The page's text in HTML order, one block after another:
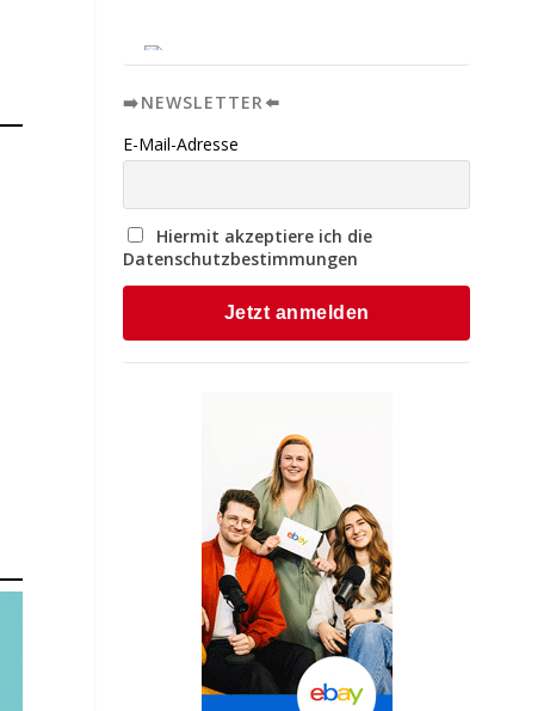
➡️NEWSLETTER⬅️
E-Mail-Adresse
Hiermit akzeptiere ich die
Datenschutzbestimmungen